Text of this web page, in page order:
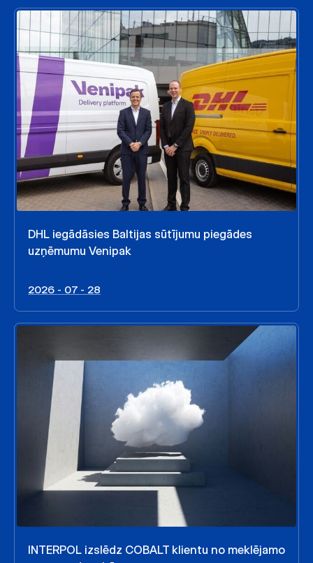
DHL iegādāsies Baltijas sūtījumu piegādes
uzņēmumu Venipak
2026 - 07 - 28
INTERPOL izslēdz COBALT klientu no meklējamo